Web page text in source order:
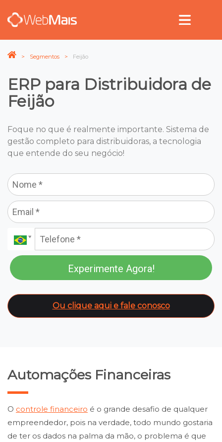
Segmentos Feijão
ERP para Distribuidora de
Feijão
Foque no que é realmente importante. Sistema de
gestão completo para distribuidoras, a tecnologia
que entende do seu negócio!
Experimente Agora!
Ou clique aqui e fale conosco
Automações Financeiras
O controle financeiro é o grande desafio de qualquer
empreendedor, pois na verdade, todo mundo gostaria
de ter os dados na palma da mão, o problema é que